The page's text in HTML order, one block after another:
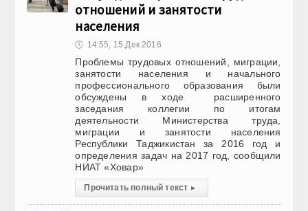
отношений и занятости
населения
🕔 14:55, 15.Дек 2016
Проблемы трудовых отношений, миграции,
занятости населения и начального
профессионального образования были
обсуждены в ходе расширенного
заседания коллегии по итогам
деятельности Министерства труда,
миграции и занятости населения
Республики Таджикистан за 2016 год и
определения задач на 2017 год, сообщили
НИАТ «Ховар»
Прочитать полный текст ▸